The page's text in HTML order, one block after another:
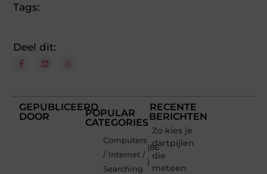
Tags:
Deel dit:
GEPUBLICEERD
DOOR
POPULAR
CATEGORIES
Computers
/ Internet /
Searching
(86
)
RECENTE
BERICHTEN
Zo kies je
dartpijlen
die
meteen